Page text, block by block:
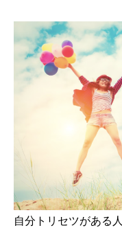
自分トリセツがある